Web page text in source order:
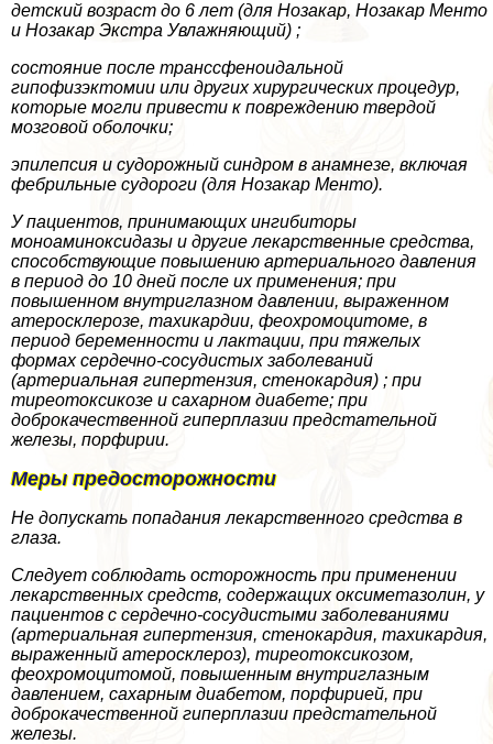
детский возраст до 6 лет (для Нозакар, Нозакар Менто
и Нозакар Экстра Увлажняющий) ;
состояние после трaнcсфеноидальной
гипофизэктомии или других хирургических процедур,
которые могли привести к повреждению твердой
мозговой оболочки;
эпилепсия и судорожный синдром в анамнезе, включая
фебрильные судороги (для Нозакар Менто).
У пациентов, принимающих ингибиторы
моноаминоксидазы и другие лекарственные средства,
способствующие повышению артериального давления
в период до 10 дней после их применения; при
повышенном внутриглазном давлении, выраженном
атеросклерозе, тахикардии, феохромоцитоме, в
период беременности и лактации, при тяжелых
формах сердечно-сосудистых заболеваний
(артериальная гипертензия, стенокардия) ; при
тиреотоксикозе и сахарном диабете; при
доброкачественной гиперплазии предстательной
железы, порфирии.
Меры предосторожности
Не допускать попадания лекарственного средства в
глаза.
Следует соблюдать осторожность при применении
лекарственных средств, содержащих оксиметазолин, у
пациентов с сердечно-сосудистыми заболеваниями
(артериальная гипертензия, стенокардия, тахикардия,
выраженный атеросклероз), тиреотоксикозом,
феохромоцитомой, повышенным внутриглазным
давлением, сахарным диабетом, порфирией, при
доброкачественной гиперплазии предстательной
железы.